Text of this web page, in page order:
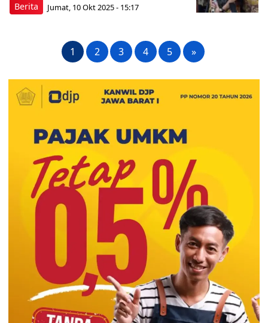
Berita Jumat, 10 Okt 2025 - 15:17
1 2 3 4 5 »